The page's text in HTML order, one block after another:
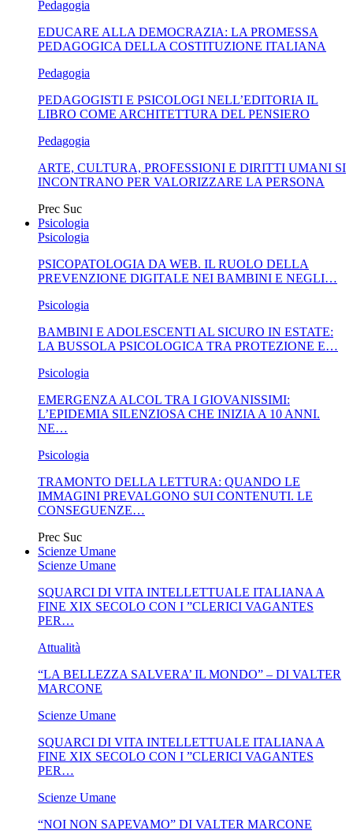
Pedagogia
EDUCARE ALLA DEMOCRAZIA: LA PROMESSA
PEDAGOGICA DELLA COSTITUZIONE ITALIANA
Pedagogia
PEDAGOGISTI E PSICOLOGI NELL’EDITORIA IL
LIBRO COME ARCHITETTURA DEL PENSIERO
Pedagogia
ARTE, CULTURA, PROFESSIONI E DIRITTI UMANI SI
INCONTRANO PER VALORIZZARE LA PERSONA
Prec Suc
Psicologia
Psicologia
PSICOPATOLOGIA DA WEB. IL RUOLO DELLA
PREVENZIONE DIGITALE NEI BAMBINI E NEGLI…
Psicologia
BAMBINI E ADOLESCENTI AL SICURO IN ESTATE:
LA BUSSOLA PSICOLOGICA TRA PROTEZIONE E…
Psicologia
EMERGENZA ALCOL TRA I GIOVANISSIMI:
L’EPIDEMIA SILENZIOSA CHE INIZIA A 10 ANNI.
NE…
Psicologia
TRAMONTO DELLA LETTURA: QUANDO LE
IMMAGINI PREVALGONO SUI CONTENUTI. LE
CONSEGUENZE…
Prec Suc
Scienze Umane
Scienze Umane
SQUARCI DI VITA INTELLETTUALE ITALIANA A
FINE XIX SECOLO CON I ”CLERICI VAGANTES
PER…
Attualità
“LA BELLEZZA SALVERA’ IL MONDO” – DI VALTER
MARCONE
Scienze Umane
SQUARCI DI VITA INTELLETTUALE ITALIANA A
FINE XIX SECOLO CON I ”CLERICI VAGANTES
PER…
Scienze Umane
“NOI NON SAPEVAMO” DI VALTER MARCONE